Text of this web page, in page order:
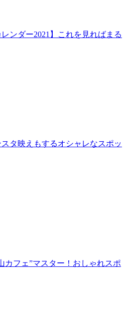
レンダー2021】これを見ればまる
スタ映えもするオシャレなスポッ
カフェ”マスター！おしゃれスポ